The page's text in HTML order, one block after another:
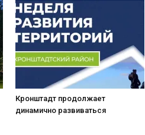
Кронштадт продолжает
динамично развиваться